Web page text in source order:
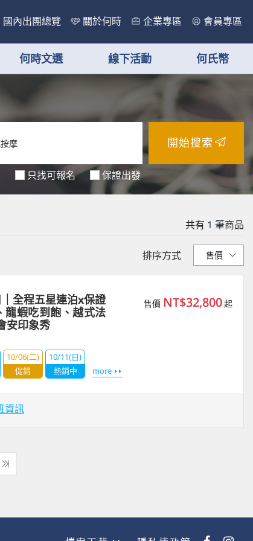
國內出團總覽 關於何時 企業專區 會員專區
何時文選 線下活動 何氏幣
只找可報名 保證出發
開始搜索
共有 1 筆商品
排序方式
全程五星連泊x保證
龍蝦吃到飽、越式法
安印象秀
售價 NT$32,800起
10/06(二)
促銷
10/11(日)
熱銷中
more
資訊